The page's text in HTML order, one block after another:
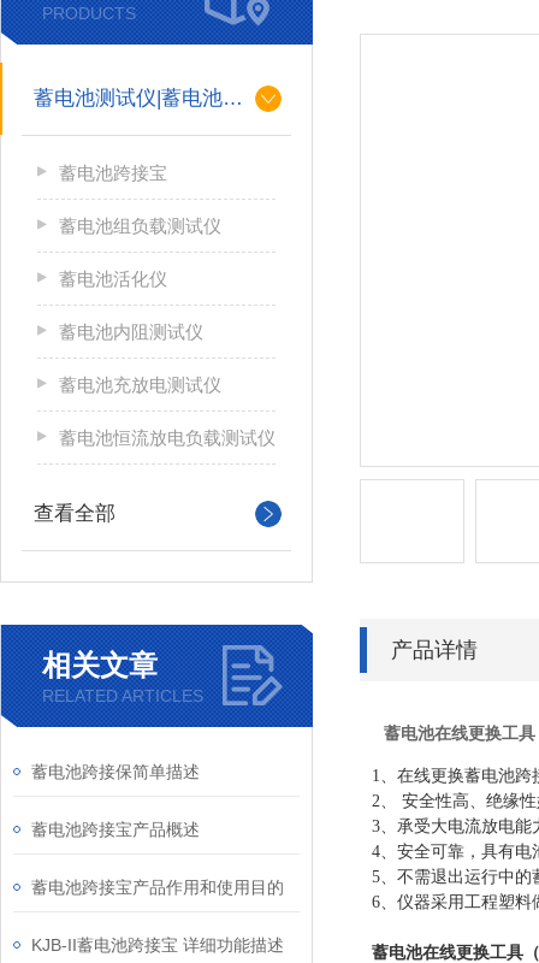
PRODUCTS
蓄电池测试仪|蓄电池充放电测试仪
蓄电池跨接宝
蓄电池组负载测试仪
蓄电池活化仪
蓄电池内阻测试仪
蓄电池充放电测试仪
蓄电池恒流放电负载测试仪
查看全部
相关文章
RELATED ARTICLES
蓄电池跨接保简单描述
蓄电池跨接宝产品概述
蓄电池跨接宝产品作用和使用目的
KJB-II蓄电池跨接宝 详细功能描述
产品详情
蓄电池在线更换工
1、在线更换蓄电池
2、 安全性高、绝缘
3、承受大电流放电能
4、安全可靠，具有电
5、不需退出运行中的
6、仪器采用工程塑料
蓄电池在线更换工具